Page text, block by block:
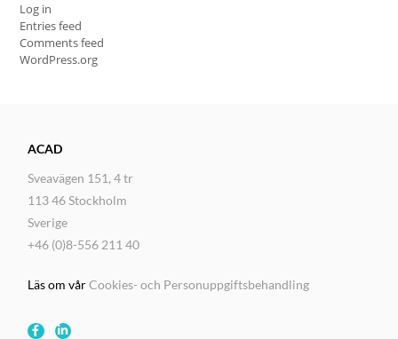
Log in
Entries feed
Comments feed
WordPress.org
ACAD
Sveavägen 151, 4 tr
113 46 Stockholm
Sverige
+46 (0)8-556 211 40
Läs om vårCookies- och Personuppgiftsbehandling